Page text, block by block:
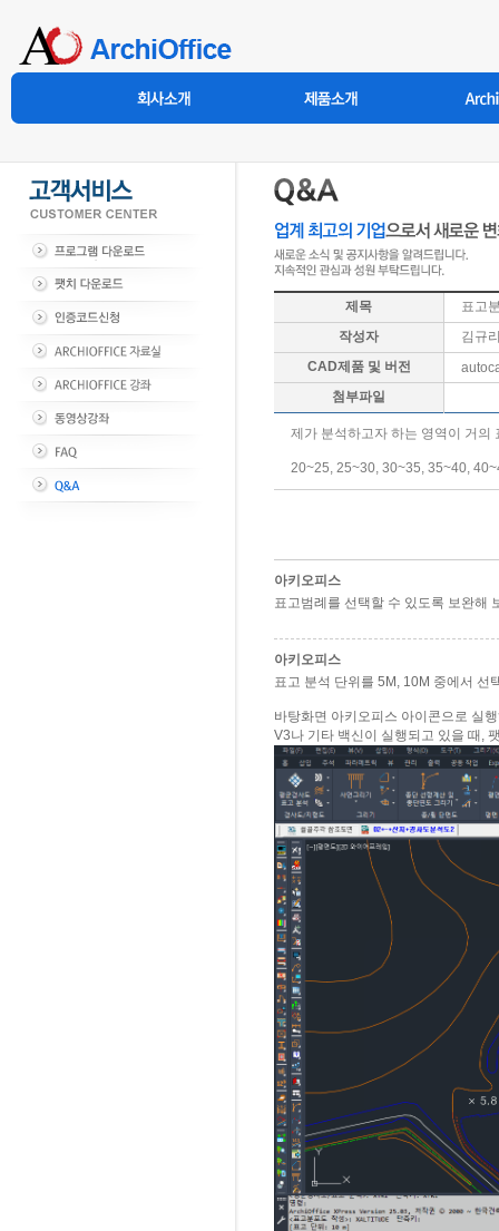
제목
표고
작성자
김규
CAD제품 및 버전
첨부파일
제가 분석하고자 하는 영역이 거의
20~25, 25~30, 30~35, 35~40,
아키오피스
표고범례를 선택할 수 있도록 보완해
아키오피스
표고 분석 단위를 5M, 10M 중에서 선
바탕화면 아키오피스 아이콘으로 실
V3나 기타 백신이 실행되고 있을 때,